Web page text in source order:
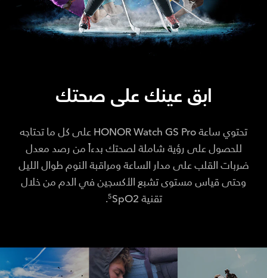
ابق عينك على صحتك
تحتوي ساعة HONOR Watch GS Pro على كل ما تحتاجه
للحصول على رؤية شاملة لصحتك بدءاً من رصد معدل
ضربات القلب على مدار الساعة ومراقبة النوم طوال الليل
وحتى قياس مستوى تشبع الأكسجين في الدم من خلال
تقنية
5SpO2.